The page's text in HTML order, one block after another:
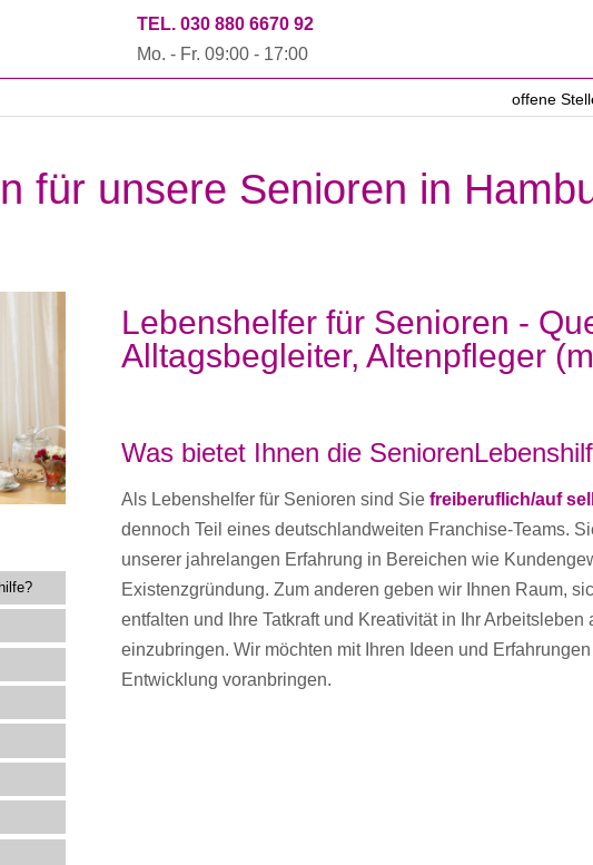
TEL. 030 880 6670 92
Mo. - Fr. 09:00 - 17:00
offene
für unsere Senioren in
Lebenshelfer für Senioren -
Alltagsbegleiter, Altenpfleger
Was bietet Ihnen die
Als Lebenshelfer für Senioren sind Sie freiberuflich/auf
dennoch Teil eines deutschlandweiten Franchise-Teams.
unserer jahrelangen Erfahrung in Bereichen wie
Existenzgründung. Zum anderen geben wir Ihnen Raum,
entfalten und Ihre Tatkraft und Kreativität in Ihr
einzubringen. Wir möchten mit Ihren Ideen und
Entwicklung voranbringen.